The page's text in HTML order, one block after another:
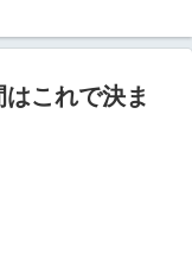
これで決ま